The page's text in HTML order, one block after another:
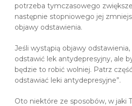
potrzeba tymczasowego
następnie stopniowego jej
objawy odstawienia.
Jeśli wystąpią objawy
odstawić lek antydepresyjny, ale
będzie to robić wolniej. Patrz
odstawiać leki antydepresyjne”.
Oto niektóre ze sposobów, w jaki